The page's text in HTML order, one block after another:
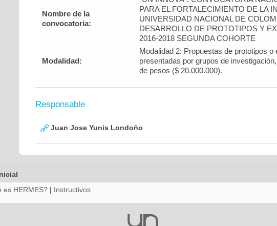
Nombre de la
convocatoria:
PARA EL FORTALECIMIENTO DE LA
UNIVERSIDAD NACIONAL DE
DESARROLLO DE PROTOTIPOS Y
2016-2018 SEGUNDA COHORTE
Modalidad:
Modalidad 2: Propuestas de prototipos o
presentadas por grupos de
de pesos ($ 20.000.000).
Responsable
Juan Jose Yunis Londoño
es HERMES? | Instructivos